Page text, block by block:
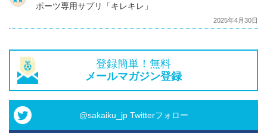
ポーツ専用サプリ「キレキレ」
2025年4月30日
登録簡単！無料
メールマガジン登録
@sakaiku_jp Twitterフォロー